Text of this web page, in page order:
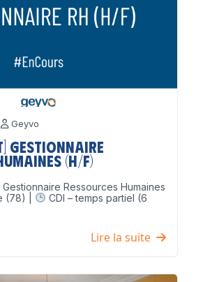
Geyvo
Gestionnaire
(H/F)
Ressources Humaines
(78) |
CDI – temps partiel (6
Lire la suite